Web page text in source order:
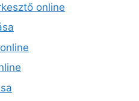
online